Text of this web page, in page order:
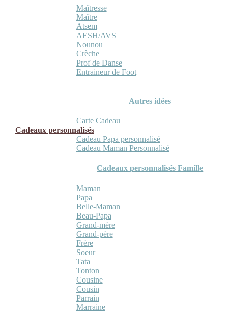
Maîtresse
Maître
Atsem
AESH/AVS
Nounou
Crèche
Prof de Danse
Entraineur de Foot
Autres idées
Carte Cadeau
Cadeaux personnalisés
Cadeau Papa personnalisé
Cadeau Maman Personnalisé
Cadeaux personnalisés Famille
Maman
Papa
Belle-Maman
Beau-Papa
Grand-mère
Grand-père
Frère
Soeur
Tata
Tonton
Cousine
Cousin
Parrain
Marraine